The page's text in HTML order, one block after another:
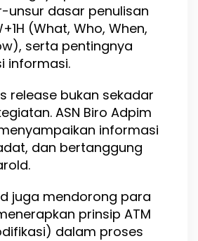
unsur dasar penulisan
(What, Who, When,
serta pentingnya
informasi.
release bukan sekadar
ASN Biro Adpim
informasi
dan bertanggung
juga mendorong para
prinsip ATM
dalam proses